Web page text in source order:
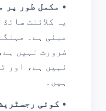
• مکمل طور پر
مبنی ہے۔
نہیں ہے، اور
ہیں۔
• کوئی